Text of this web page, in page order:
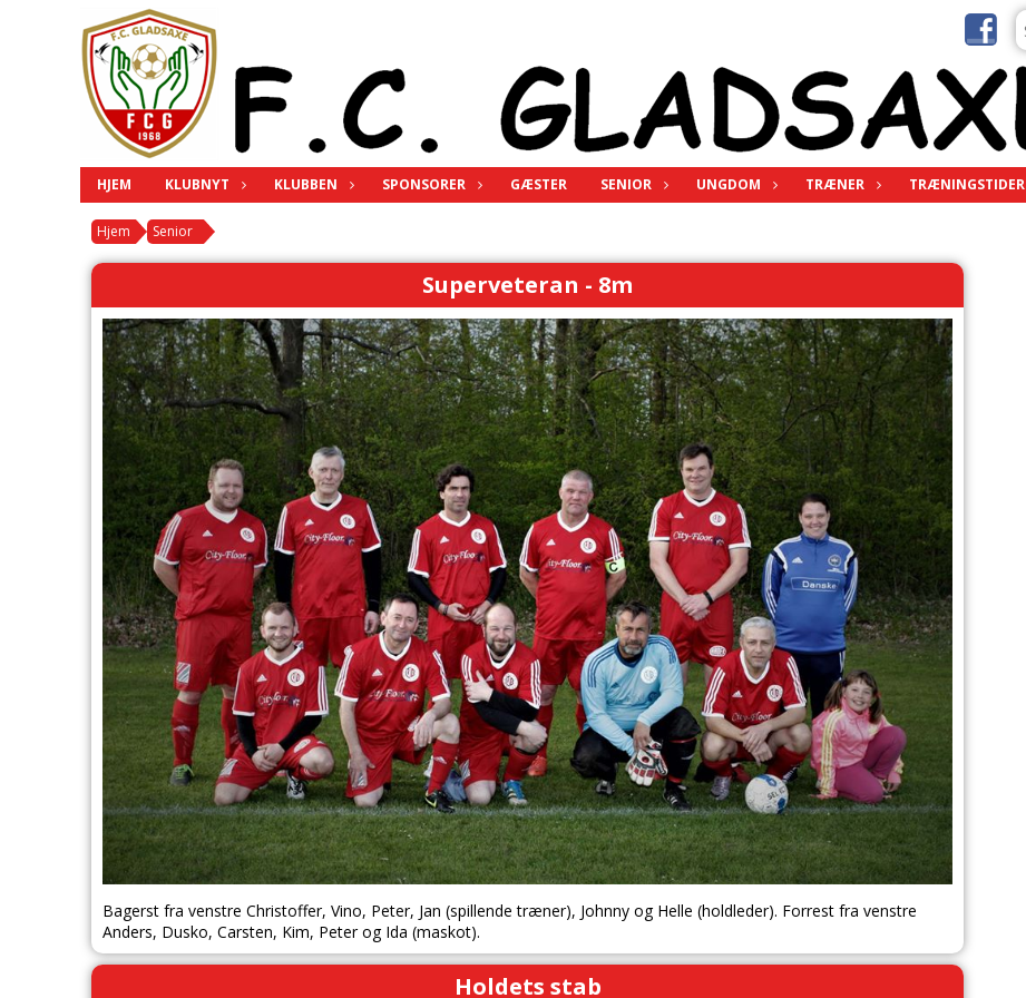
HJEM KLUBNYT KLUBBEN SPONSORER GÆSTER SENIOR UNGDOM TRÆNER TRÆNINGSTIDER
Hjem Senior
Superveteran - 8m
Bagerst fra venstre Christoffer, Vino, Peter, Jan (spillende træner), Johnny og Helle (holdleder). Forrest fra venstre
Anders, Dusko, Carsten, Kim, Peter og Ida (maskot).
Holdets stab